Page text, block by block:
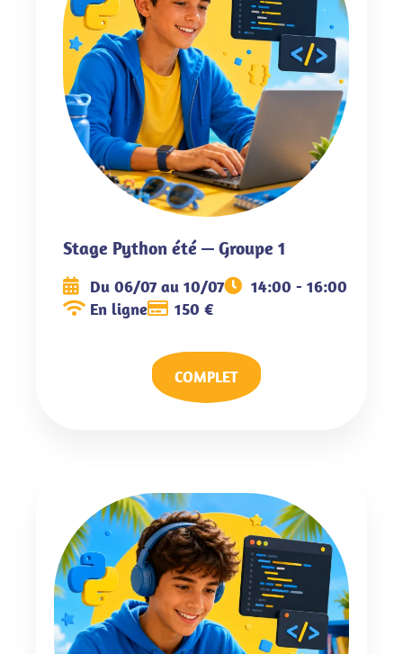
Stage Python été — Groupe 1
Du 06/07 au 10/07
14:00 - 16:00
En ligne
150 €
COMPLET